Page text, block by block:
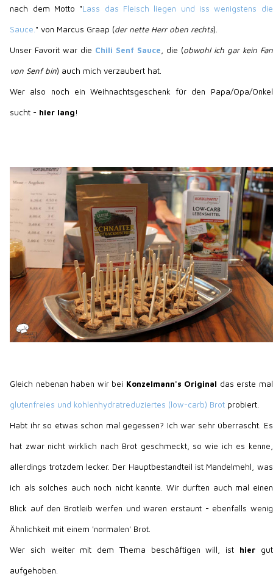
nach dem Motto "Lass das Fleisch liegen und iss wenigstens die
Sauce. " von Marcus Graap (der nette Herr oben rechts).
Unser Favorit war die Chili Senf Sauce , die (obwohl ich gar kein Fan
von Senf bin) auch mich verzaubert hat.
Wer also noch ein Weihnachtsgeschenk für den Papa/Opa/Onkel
sucht - hier lang!
Gleich nebenan haben wir bei Konzelmann's Original das erste mal
glutenfreies und kohlenhydratreduziertes (low-carb) Brot probiert.
Habt ihr so etwas schon mal gegessen? Ich war sehr überrascht. Es
hat zwar nicht wirklich nach Brot geschmeckt, so wie ich es kenne,
allerdings trotzdem lecker. Der Hauptbestandteil ist Mandelmehl, was
ich als solches auch noch nicht kannte. Wir durften auch mal einen
Blick auf den Brotleib werfen und waren erstaunt - ebenfalls wenig
Ähnlichkeit mit einem 'normalen' Brot.
Wer sich weiter mit dem Thema beschäftigen will, ist hiergut
aufgehoben.